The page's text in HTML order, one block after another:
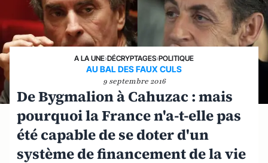
A LA UNE›DÉCRYPTAGES›POLITIQUE
AU BAL DES FAUX CULS
9 septembre 2016
De Bygmalion à Cahuzac : mais
pourquoi la France n'a-t-elle pas
été capable de se doter d'un
système de financement de la vie